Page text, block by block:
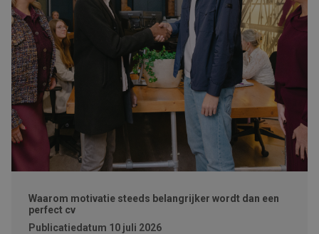
Waarom motivatie steeds belangrijker wordt dan een
perfect cv
Publicatiedatum 10 juli 2026